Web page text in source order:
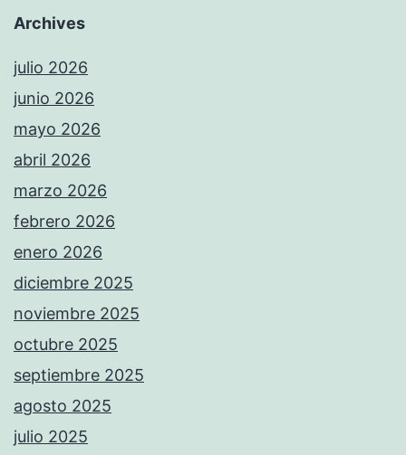
Archives
julio 2026
junio 2026
mayo 2026
abril 2026
marzo 2026
febrero 2026
enero 2026
diciembre 2025
noviembre 2025
octubre 2025
septiembre 2025
agosto 2025
julio 2025